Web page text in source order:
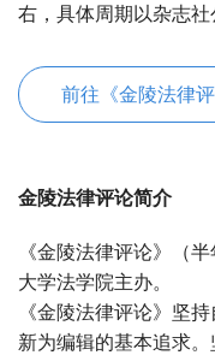
右，具体周期以杂志社
前往《金陵法律
金陵法律评论简介
《金陵法律评论》（
大学法学院主办。
《金陵法律评论》坚
新为编辑的基本追求